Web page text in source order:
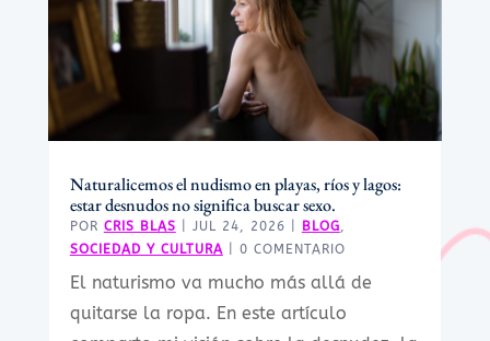
Naturalicemos el nudismo en playas, ríos y lagos:
estar desnudos no significa buscar sexo.
POR CRIS BLAS JUL 24, 2026 BLOG,
SOCIEDAD Y CULTURA| 0 COMENTARIO
El naturismo va mucho más allá de
quitarse la ropa. En este artículo